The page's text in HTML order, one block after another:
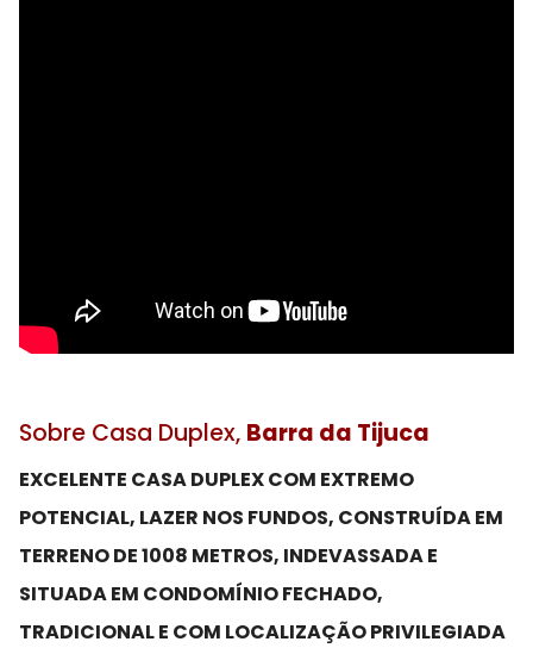
Sobre Casa Duplex, Barra da Tijuca
EXCELENTE CASA DUPLEX COM EXTREMO
POTENCIAL, LAZER NOS FUNDOS, CONSTRUÍDA EM
TERRENO DE 1008 METROS, INDEVASSADA E
SITUADA EM CONDOMÍNIO FECHADO,
TRADICIONAL E COM LOCALIZAÇÃO PRIVILEGIADA